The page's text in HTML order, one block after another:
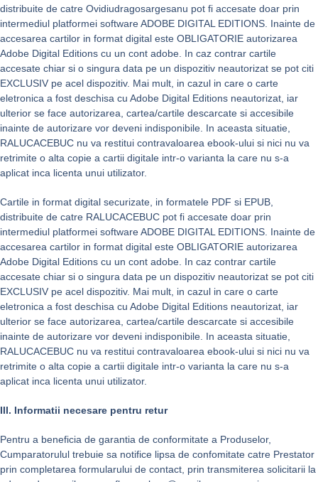
distribuite de catre Ovidiudragosargesanu pot fi accesate doar prin
intermediul platformei software ADOBE DIGITAL EDITIONS. Inainte de
accesarea cartilor in format digital este OBLIGATORIE autorizarea
Adobe Digital Editions cu un cont adobe. In caz contrar cartile
accesate chiar si o singura data pe un dispozitiv neautorizat se pot citi
EXCLUSIV pe acel dispozitiv. Mai mult, in cazul in care o carte
eletronica a fost deschisa cu Adobe Digital Editions neautorizat, iar
ulterior se face autorizarea, cartea/cartile descarcate si accesibile
inainte de autorizare vor deveni indisponibile. In aceasta situatie,
RALUCACEBUC nu va restitui contravaloarea ebook-ului si nici nu va
retrimite o alta copie a cartii digitale intr-o varianta la care nu s-a
aplicat inca licenta unui utilizator.
Cartile in format digital securizate, in formatele PDF si EPUB,
distribuite de catre RALUCACEBUC pot fi accesate doar prin
intermediul platformei software ADOBE DIGITAL EDITIONS. Inainte de
accesarea cartilor in format digital este OBLIGATORIE autorizarea
Adobe Digital Editions cu un cont adobe. In caz contrar cartile
accesate chiar si o singura data pe un dispozitiv neautorizat se pot citi
EXCLUSIV pe acel dispozitiv. Mai mult, in cazul in care o carte
eletronica a fost deschisa cu Adobe Digital Editions neautorizat, iar
ulterior se face autorizarea, cartea/cartile descarcate si accesibile
inainte de autorizare vor deveni indisponibile. In aceasta situatie,
RALUCACEBUC nu va restitui contravaloarea ebook-ului si nici nu va
retrimite o alta copie a cartii digitale intr-o varianta la care nu s-a
aplicat inca licenta unui utilizator.
III. Informatii necesare pentru retur
Pentru a beneficia de garantia de conformitate a Produselor,
Cumparatorulul trebuie sa notifice lipsa de confomitate catre Prestator
prin completarea formularului de contact, prin transmiterea solicitarii la